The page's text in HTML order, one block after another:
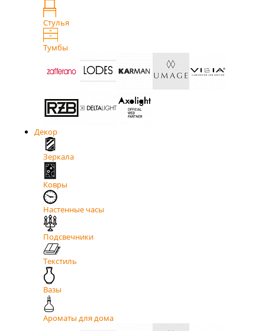
Стулья
Тумбы
Декор
Зеркала
Ковры
Настенные часы
Подсвечники
Текстиль
Вазы
Ароматы для дома